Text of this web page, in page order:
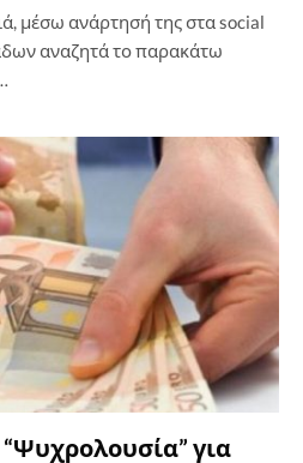
μέσω ανάρτησή της στα social
αναζητά το παρακάτω
για